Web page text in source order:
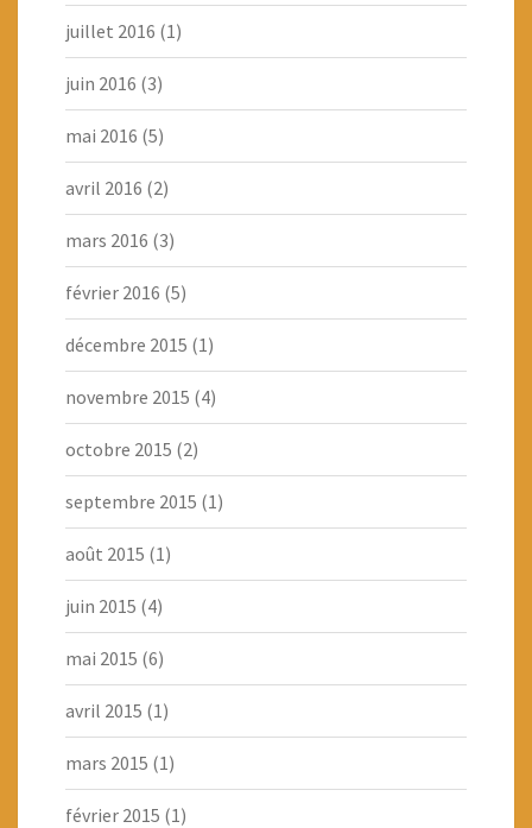
juillet 2016 (1)
juin 2016 (3)
mai 2016 (5)
avril 2016 (2)
mars 2016 (3)
février 2016 (5)
décembre 2015 (1)
novembre 2015 (4)
octobre 2015 (2)
septembre 2015 (1)
août 2015 (1)
juin 2015 (4)
mai 2015 (6)
avril 2015 (1)
mars 2015 (1)
février 2015 (1)